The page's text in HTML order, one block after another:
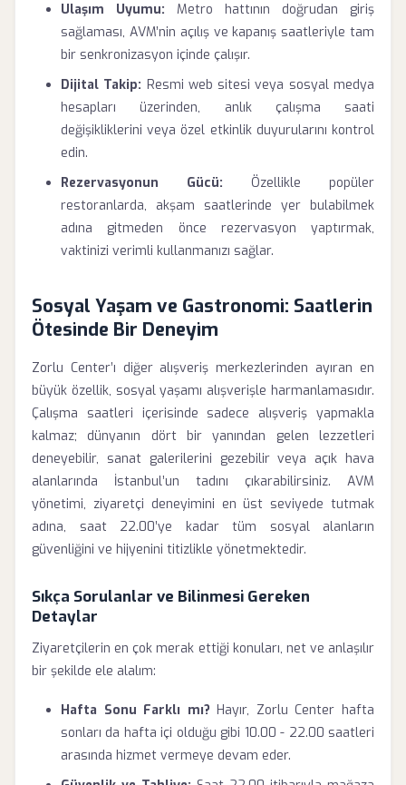
Ulaşım Uyumu: Metro hattının doğrudan giriş
sağlaması, AVM’nin açılış ve kapanış saatleriyle tam
bir senkronizasyon içinde çalışır.
Dijital Takip: Resmi web sitesi veya sosyal medya
hesapları üzerinden, anlık çalışma saati
değişikliklerini veya özel etkinlik duyurularını kontrol
edin.
Rezervasyonun Gücü: Özellikle popüler
restoranlarda, akşam saatlerinde yer bulabilmek
adına gitmeden önce rezervasyon yaptırmak,
vaktinizi verimli kullanmanızı sağlar.
Sosyal Yaşam ve Gastronomi: Saatlerin
Ötesinde Bir Deneyim
Zorlu Center’ı diğer alışveriş merkezlerinden ayıran en
büyük özellik, sosyal yaşamı alışverişle harmanlamasıdır.
Çalışma saatleri içerisinde sadece alışveriş yapmakla
kalmaz; dünyanın dört bir yanından gelen lezzetleri
deneyebilir, sanat galerilerini gezebilir veya açık hava
alanlarında İstanbul’un tadını çıkarabilirsiniz. AVM
yönetimi, ziyaretçi deneyimini en üst seviyede tutmak
adına, saat 22.00’ye kadar tüm sosyal alanların
güvenliğini ve hijyenini titizlikle yönetmektedir.
Sıkça Sorulanlar ve Bilinmesi Gereken
Detaylar
Ziyaretçilerin en çok merak ettiği konuları, net ve anlaşılır
bir şekilde ele alalım:
Hafta Sonu Farklı mı? Hayır, Zorlu Center hafta
sonları da hafta içi olduğu gibi 10.00 - 22.00 saatleri
arasında hizmet vermeye devam eder.